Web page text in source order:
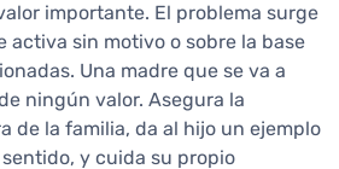
importante. El problema surge
activa sin motivo o sobre la base
Una madre que se va a
ningún valor. Asegura la
de la familia, da al hijo un ejemplo
y cuida su propio